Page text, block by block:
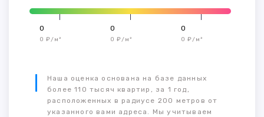
0
0 ₽/м²
0
0 ₽/м²
0
0 ₽/м²
Наша оценка основана на базе данных
более 110 тысяч квартир, за 1 год,
расположенных в радиусе 200 метров от
указанного вами адреса. Мы учитываем